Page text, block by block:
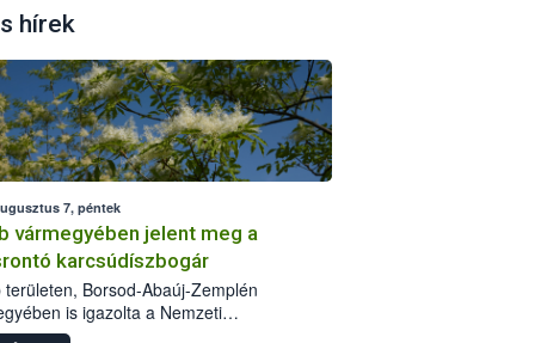
hírek
7, péntek
vármegyében jelent meg a
karcsúdíszbogár
területen, Borsod-Abaúj-Zemplén
is igazolta a Nemzeti
biztonsági Hivatal (Nébih) a